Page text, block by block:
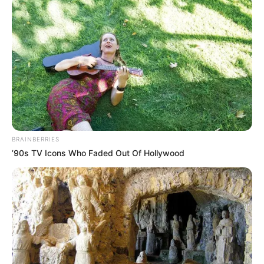
döntések sokszor már nem helyben születnek.
Ha a Tisza-kormány komolyan gondolja az
önkormányzatiság helyreállítását, akkor a
főispánok eltörlése csak az első lépés lehet.
A pénz körül már most háború van
Az önkormányzati rendszer egyik legnagyobb
elvileg a szegényebb térségeket segítené, de sok
város szerint a rendszer aránytalan, átláthatatlan és
már a működésüket veszélyezteti.
A Telex beszámolója szerint az Alkotmánybíróság
BRAINBERRIES
’90s TV Icons Who Faded Out Of Hollywood